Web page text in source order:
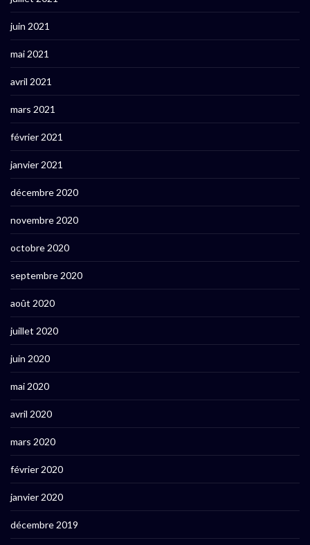
juin 2021
mai 2021
avril 2021
mars 2021
février 2021
janvier 2021
décembre 2020
novembre 2020
octobre 2020
septembre 2020
août 2020
juillet 2020
juin 2020
mai 2020
avril 2020
mars 2020
février 2020
janvier 2020
décembre 2019